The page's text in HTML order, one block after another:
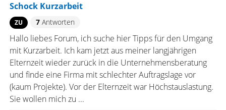
Schock Kurzarbeit
ZU 7Antworten
Hallo liebes Forum, ich suche hier Tipps für den Umgang
mit Kurzarbeit. Ich kam jetzt aus meiner langjährigen
Elternzeit wieder zurück in die Unternehmensberatung
und finde eine Firma mit schlechter Auftragslage vor
(kaum Projekte). Vor der Elternzeit war Höchstauslastung.
Sie wollen mich zu ...